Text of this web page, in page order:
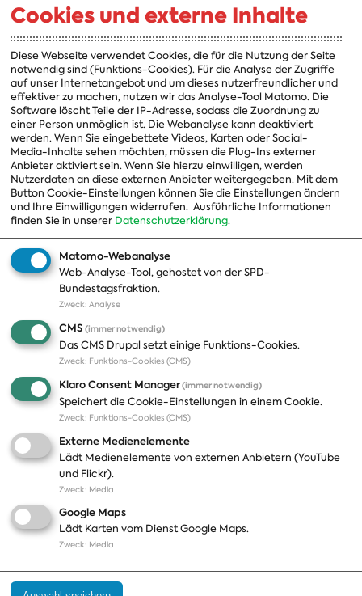
A-Z
Fraktion
Vorsitzender
Vorstand
Arbeitsgruppen
Ausschussvorsitzende
Beauftragte
Landesgruppen
Organisation
Themen
Positionen
Publikationen
Presse
Fotos
Pressekontakt
Termine
Jobs und Ausbildung
Häufige Fragen
Podcast
Abonnements
Aktualisierungen
Kontakt
Impressum
Cookies und externe Inhalte
Diese Webseite verwendet Cookies, die für die Nutzung der Seite
notwendig sind (Funktions-Cookies). Für die Analyse der Zugriffe
auf unser Internetangebot und um dieses nutzerfreundlicher und
effektiver zu machen, nutzen wir das Analyse-Tool Matomo. Die
Software löscht Teile der IP-Adresse, sodass die Zuordnung zu
einer Person unmöglich ist. Die Webanalyse kann deaktiviert
werden. Wenn Sie eingebettete Videos, Karten oder Social-
Media-Inhalte sehen möchten, müssen die Plug-Ins externer
Anbieter aktiviert sein. Wenn Sie hierzu einwilligen, werden
Nutzerdaten an diese externen Anbieter weitergegeben. Mit dem
Button Cookie-Einstellungen können Sie die Einstellungen ändern
und Ihre Einwilligungen widerrufen. Ausführliche Informationen
finden Sie in unserer Datenschutzerklärung.
Matomo-Webanalyse
Web-Analyse-Tool, gehostet von der SPD-
Bundestagsfraktion.
Zweck: Analyse
CMS (immer notwendig)
Das CMS Drupal setzt einige Funktions-Cookies.
Zweck: Funktions-Cookies (CMS)
Klaro Consent Manager(immer notwendig)
Speichert die Cookie-Einstellungen in einem Cookie.
Zweck: Funktions-Cookies (CMS)
Externe Medienelemente
Lädt Medienelemente von externen Anbietern (YouTube
und Flickr).
Zweck: Media
Google Maps
Lädt Karten vom Dienst Google Maps.
Zweck: Media